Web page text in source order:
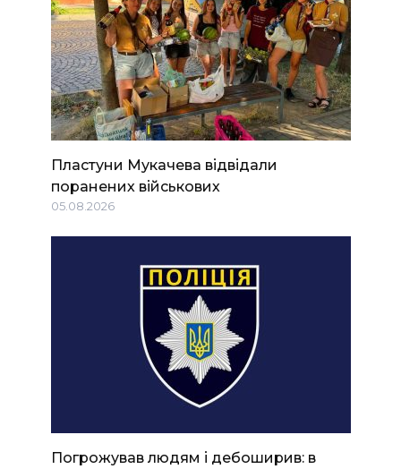
Пластуни Мукачева відвідали
поранених військових
05.08.2026
Погрожував людям і дебоширив: в